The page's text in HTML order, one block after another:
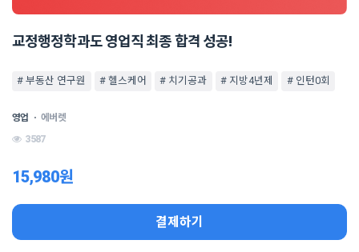
교정행정학과도 영업직 최종 합격 성공!
# 부동산 연구원 # 헬스케어 # 치기공과 # 지방4년제 # 인턴0회
영업 ㆍ 에버렛
3587
15,980원
결제하기